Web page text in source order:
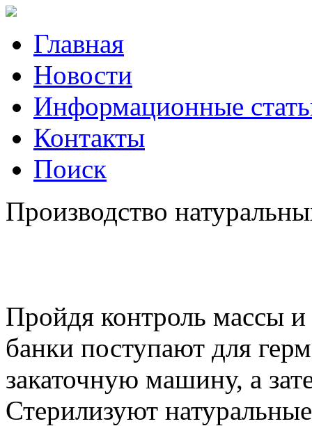
Главная
Новости
Информационные
Контакты
Поиск
Производство
Пройдя контроль массы
банки поступают для
закаточную машину, а
Стерилизуют